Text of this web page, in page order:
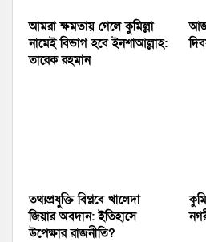
আমরা ক্ষমতায় গেলে কুমিল্লা
নামেই বিভাগ হবে ইনশাআল্লাহ:
তারেক রহমান
আজ
তথ্যপ্রযুক্তি বিপ্লবে খালেদা
জিয়ার অবদান: ইতিহাসে
উপেক্ষার রাজনীতি?